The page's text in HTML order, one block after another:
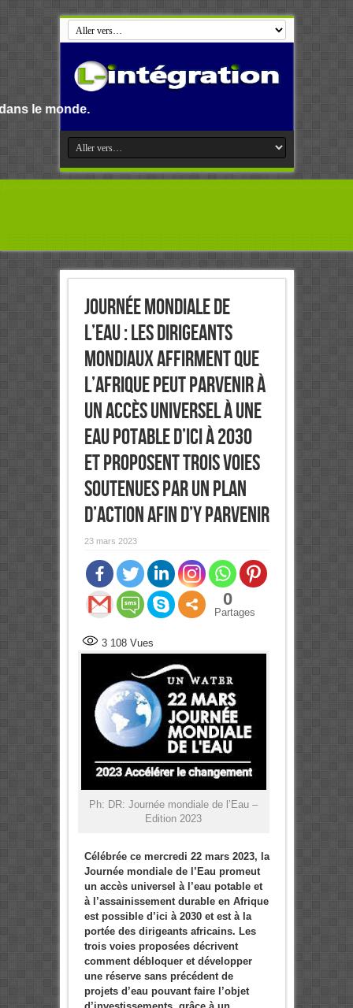
Journée mondiale de
l’Eau : Les dirigeants
mondiaux affirment que
l’Afrique peut parvenir à
un accès universel à une
eau potable d’ici à 2030
et proposent trois voies
soutenues par un plan
d’action afin d’y parvenir
23 mars 2023
0
Partages
3 108Vues
Ph: DR: Journée mondiale de l’Eau –
Edition 2023
Célébrée ce mercredi 22 mars 2023, la
Journée mondiale de l’Eau promeut
un accès universel à l’eau potable et
à l’assainissement durable en Afrique
est possible d’ici à 2030 et est à la
portée des dirigeants africains. Les
trois voies proposées décrivent
comment débloquer et développer
une réserve sans précédent de
projets d’eau pouvant faire l’objet